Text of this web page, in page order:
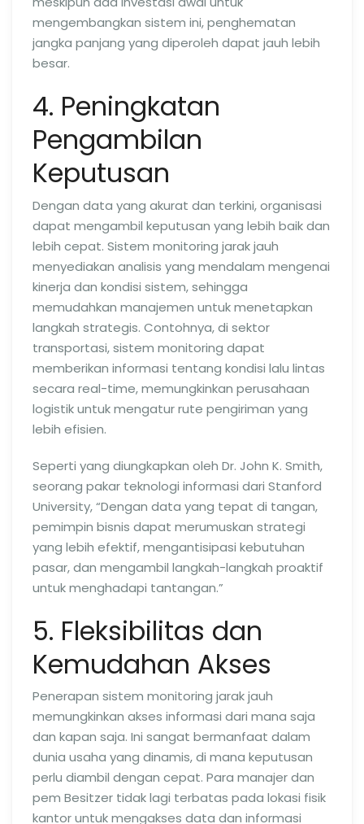
mengembangkan sistem ini, penghematan
jangka panjang yang diperoleh dapat jauh lebih
besar.
4. Peningkatan
Pengambilan
Keputusan
Dengan data yang akurat dan terkini, organisasi
dapat mengambil keputusan yang lebih baik dan
lebih cepat. Sistem monitoring jarak jauh
menyediakan analisis yang mendalam mengenai
kinerja dan kondisi sistem, sehingga
memudahkan manajemen untuk menetapkan
langkah strategis. Contohnya, di sektor
transportasi, sistem monitoring dapat
memberikan informasi tentang kondisi lalu lintas
secara real-time, memungkinkan perusahaan
logistik untuk mengatur rute pengiriman yang
lebih efisien.
Seperti yang diungkapkan oleh Dr. John K. Smith,
seorang pakar teknologi informasi dari Stanford
University, “Dengan data yang tepat di tangan,
pemimpin bisnis dapat merumuskan strategi
yang lebih efektif, mengantisipasi kebutuhan
pasar, dan mengambil langkah-langkah proaktif
untuk menghadapi tantangan.”
5. Fleksibilitas dan
Kemudahan Akses
Penerapan sistem monitoring jarak jauh
memungkinkan akses informasi dari mana saja
dan kapan saja. Ini sangat bermanfaat dalam
dunia usaha yang dinamis, di mana keputusan
perlu diambil dengan cepat. Para manajer dan
pem Besitzer tidak lagi terbatas pada lokasi fisik
kantor untuk mengakses data dan informasi